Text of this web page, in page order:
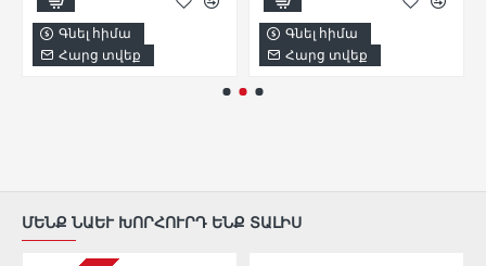
Գնել հիմա
Հարց տվեք
Գնել հիմա
Հարց տվեք
ՄԵՆՔ ՆԱԵՒ ԽՈՐՀՈՒՐԴ ԵՆՔ ՏԱԼԻՍ